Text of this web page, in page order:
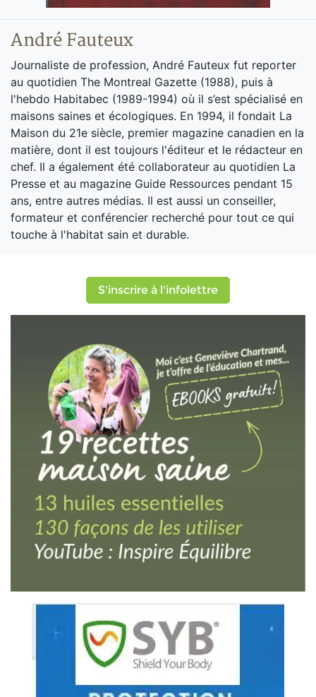
André Fauteux
Journaliste de profession, André Fauteux fut reporter
au quotidien The Montreal Gazette (1988), puis à
l'hebdo Habitabec (1989-1994) où il s’est spécialisé en
maisons saines et écologiques. En 1994, il fondait La
Maison du 21e siècle, premier magazine canadien en la
matière, dont il est toujours l'éditeur et le rédacteur en
chef. Il a également été collaborateur au quotidien La
Presse et au magazine Guide Ressources pendant 15
ans, entre autres médias. Il est aussi un conseiller,
formateur et conférencier recherché pour tout ce qui
touche à l'habitat sain et durable.
S'inscrire à l'infolettre